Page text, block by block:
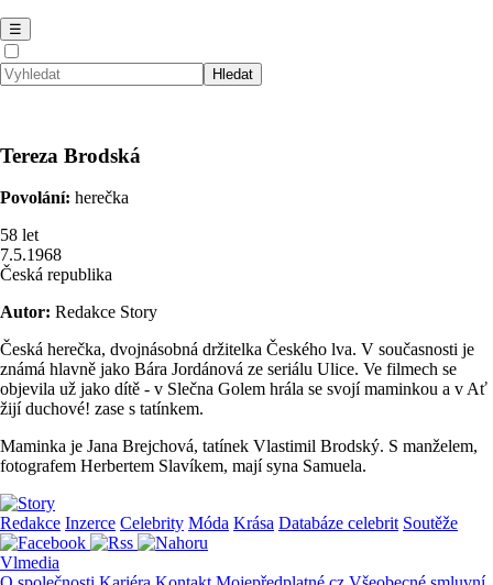
☰
Tereza Brodská
Povolání: herečka
58 let
7.5.1968
Česká republika
Autor: Redakce Story
Česká herečka, dvojnásobná držitelka Českého lva. V současnosti je
známá hlavně jako Bára Jordánová ze seriálu Ulice. Ve filmech se
objevila už jako dítě - v Slečna Golem hrála se svojí maminkou a v Ať
žijí duchové! zase s tatínkem.
Maminka je Jana Brejchová, tatínek Vlastimil Brodský. S manželem,
fotografem Herbertem Slavíkem, mají syna Samuela.
Redakce Inzerce Celebrity Móda Krása Databáze celebrit Soutěže
Vlmedia